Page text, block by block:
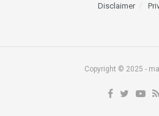
Disclaimer
Copyright © 2025 -